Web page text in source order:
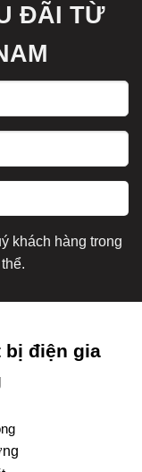
ĐÃI TỪ
khách hàng trong
bị điện gia